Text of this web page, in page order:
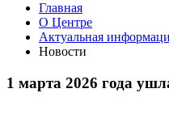
Главная
О Центре
Актуальная
Новости
1 марта 2026 года